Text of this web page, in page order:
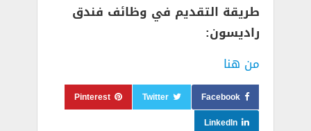
طريقة التقديم في وظائف فندق
راديسون:
من هنا
Facebook
Twitter
Pinterest
LinkedIn